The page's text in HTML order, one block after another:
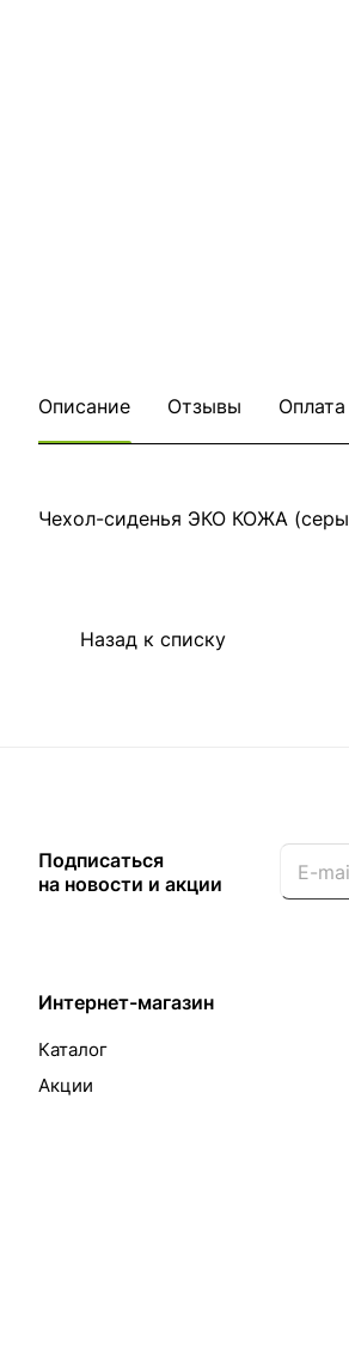
Описание Отзывы Оплата
Чехол-сиденья ЭКО КОЖА
Назад к списку
Подписаться
на новости и акции
Интернет-магазин
Каталог
Акции